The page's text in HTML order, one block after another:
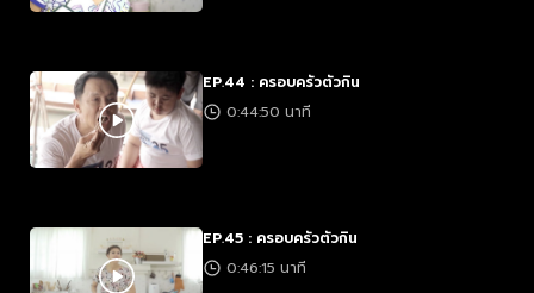
EP.44 : ครอบครัวตัวกิน
0:44:50 นาที
EP.45 : ครอบครัวตัวกิน
0:46:15 นาที